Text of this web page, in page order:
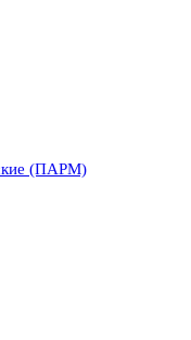
(ПАРМ)